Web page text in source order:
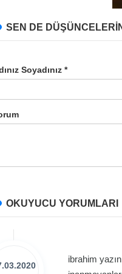
SEN DE
Soyadınız *
OKUYUCU YORUMLARI
ibrahim